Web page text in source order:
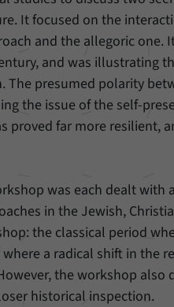
It focused on the
and the allegoric
and was illustrating
presumed polarity
the issue of the self-
proved far more resilient,
was each dealt with
in the Jewish,
the classical period
a radical shift in the
the workshop
historical inspection.
Einstellungen,
eingestellt hat.
Name _pk_ref
Anbieter Matomo
Laufzeit 6 Monate
Mit diesem
welcher
Name _pk_ses
Anbieter Matomo
Laufzeit 30 Minuten